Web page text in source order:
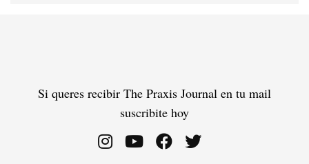
Si queres recibir The Praxis Journal en tu mail
suscribite hoy